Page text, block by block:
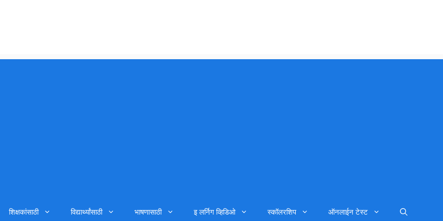
शिक्षकांसाठी विद्यार्थ्यांसाठी भाषणासाठी इ लर्निग व्हिडिओ स्कॉलरशिप ऑनलाईन टेस्ट